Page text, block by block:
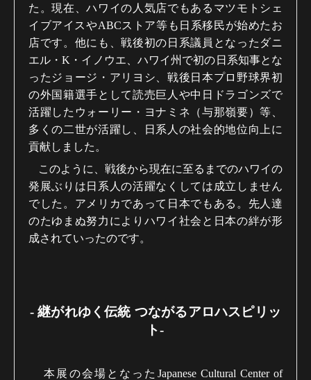
た。現在、ハワイの人気店でもあるマツモトシェ
イブアイスやABCストア等も日系移民が始めたお
店です。他にも、戦後初の日系議員となったダニ
エル・K ・イノウエ、ハワイ州で初の日系知事とな
ったジョージ・アリヨシ、戦後日本プロ野球界初
の外国籍選手として読売巨人や中日ドラゴンズで
活躍したウォーリー・ヨナミネ（与那嶺要）等、
多くの二世が活躍し、日系人の社会的地位向上に
貢献しました。
このように、戦後から現在に至るまでのハワイの
発展ぶりは日系人の活躍なくしては成立しません
でした。アメリカであって日本でもある。先人達
のたゆまぬ努力によりハワイ社会と日本の絆が形
成されていったのです。
- 継がれゆく伝統 つながるアロハスピリッ
ト-
本展の会場となった Japanese Cultural Center of